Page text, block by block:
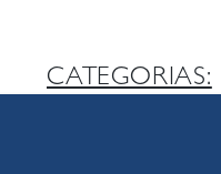
CATEGORIAS: